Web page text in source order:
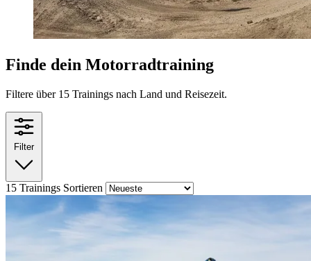
Finde dein Motorradtraining
Filtere über 15 Trainings nach Land und Reisezeit.
Filter
15 Trainings Sortieren